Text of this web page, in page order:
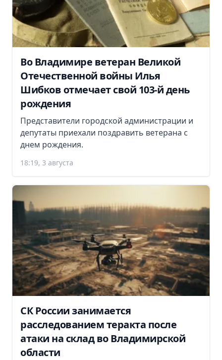
Во Владимире ветеран Великой
Отечественной войны Илья
Шибков отмечает свой 103-й день
рождения
Представители городской администрации и
депутаты приехали поздравить ветерана с
днем рождения.
18:19, 3 августа
СК России занимается
расследованием теракта после
атаки на склад во Владимирской
области